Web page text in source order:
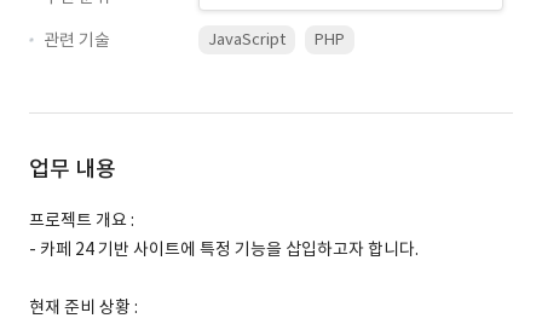
관련 기술
JavaScript PHP
업무 내용
프로젝트 개요 :
- 카페 24 기반 사이트에 특정 기능을 삽입하고자 합니다.
현재 준비 상황 :